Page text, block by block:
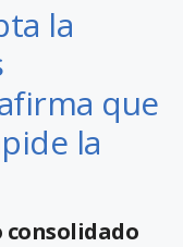
la
que
la
consolidado